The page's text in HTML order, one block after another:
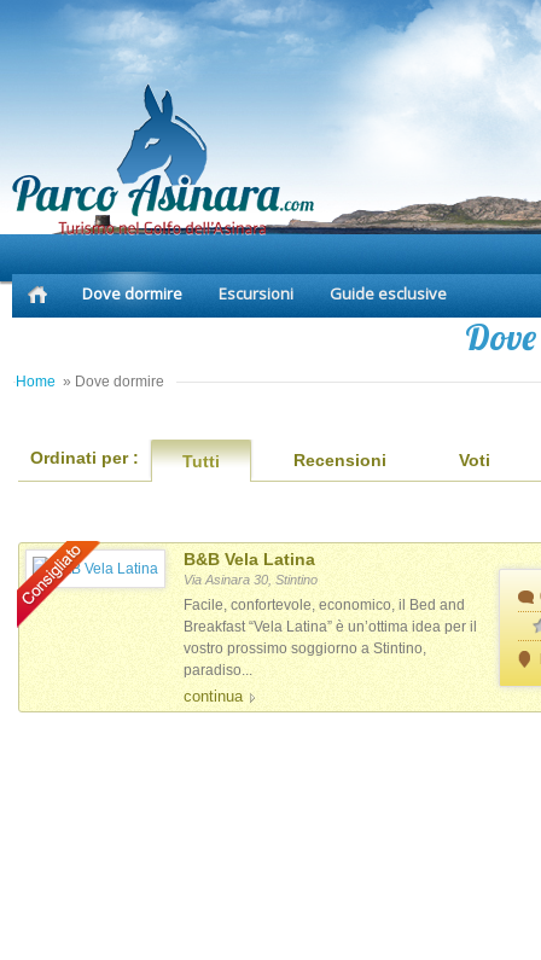
Dove dormire Escursioni Guide esclusive
Home » Dove dormire
Ordinati per : Tutti Recensioni Voti
B&B Vela Latina
Via Asinara 30, Stintino
Facile, confortevole, economico, il Bed and
Breakfast “Vela Latina” è un’ottima idea per il
vostro prossimo soggiorno a Stintino,
paradiso...
continua